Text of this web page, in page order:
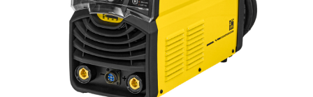
Оформление заказа
Пример страницы